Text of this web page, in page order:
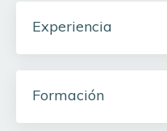
Experiencia
Formación